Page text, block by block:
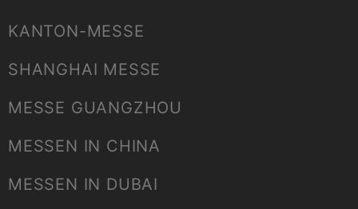
KANTON-MESSE
SHANGHAI MESSE
MESSE GUANGZHOU
MESSEN IN CHINA
MESSEN IN DUBAI